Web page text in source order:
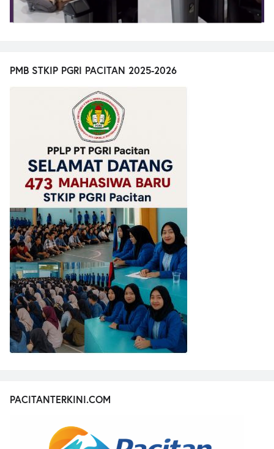
PMB STKIP PGRI PACITAN 2025-2026
PACITANTERKINI.COM